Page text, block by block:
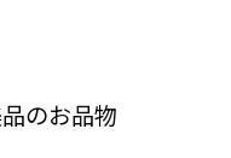
のお品物